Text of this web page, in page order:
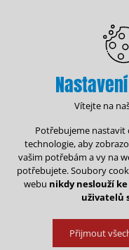
Vítejte na
Potřebujeme nastavit
technologie, aby
vašim potřebám a vy na
potřebujete. Soubory
webu nikdy neslouží
uživatelů
Přijmout